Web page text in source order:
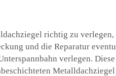
richtig zu
und die Reparatur
verlegen.